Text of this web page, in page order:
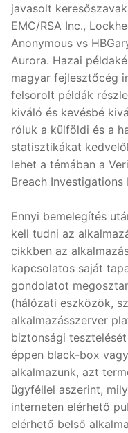
javasolt
EMC/RSA Inc.,
Anonymous vs
Aurora. Hazai
magyar fejlesztőcég
felsorolt példák
kiváló és kevésbé
róluk a külföldi és a
statisztikákat
lehet a témában a
Breach Investigations
Ennyi bemelegítés
kell tudni az
cikkben az
kapcsolatos saját
gondolatot
(hálózati eszközök,
alkalmazásszerver
biztonsági
éppen black-box
alkalmazunk, azt
ügyféllel aszerint,
interneten elérhető
elérhető belső